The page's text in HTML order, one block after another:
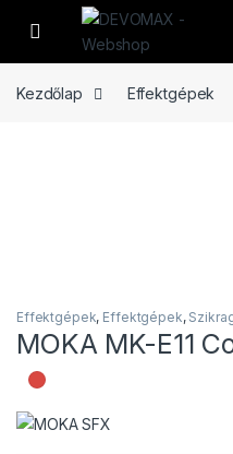
Ugrás a navigációhoz
Ugrás a tartalomhoz
Open
Kezdőlap Effektgépek
Effektgépek, Effektgépek,
MOKA MK-E11
Nincs raktáron